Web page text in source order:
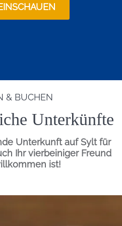
- HUNDESTRAND -
/ Nicht Barrierefrei / WCs /
15.09.) /
Parkplatz Tadjem Deel
Einleitung
& BUCHEN
Unterkünfte
Unterkunft auf Sylt für
Ihr vierbeiniger Freund
ist!